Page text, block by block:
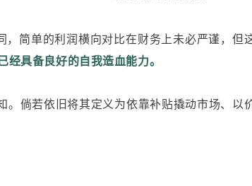
简单的利润横向对比在财务上未必严谨，但
具备良好的自我造血能力。
倘若依旧将其定义为依靠补贴撬动市场、以